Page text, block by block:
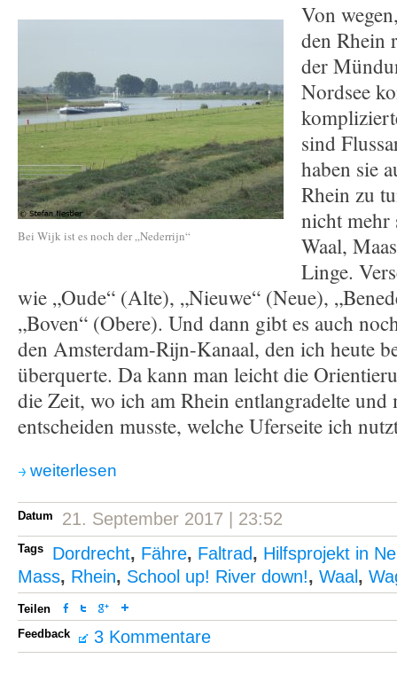
Bei Wijk ist es noch der „Nederrijn“
Von
den Rhein
der
Nordsee
sind
haben sie
Rhein zu
nicht mehr
Waal,
Linge.
wie „Oude“ (Alte), „Nieuwe“ (Neue),
„Boven“ (Obere). Und dann gibt es auch
den Amsterdam-Rijn-Kanaal, den ich heute
überquerte. Da kann man leicht die
die Zeit, wo ich am Rhein entlangradelte und
entscheiden musste, welche Uferseite ich
weiterlesen
Datum 21. September 2017 | 23:52
Tags Dordrecht, Fähre, Faltrad, Hilfsprojekt in
Mass, Rhein, School up! River down!, Waal ,
Teilen
Feedback
3 Kommentare